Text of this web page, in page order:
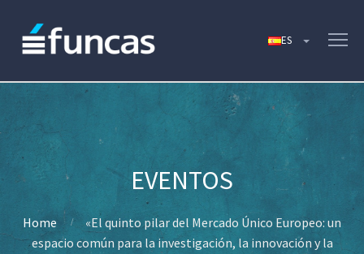
Home
«El quinto pilar del Mercado Único Europeo: un
espacio común para la investigación, la innovación y la